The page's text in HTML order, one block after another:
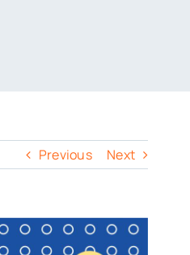
Previous Next